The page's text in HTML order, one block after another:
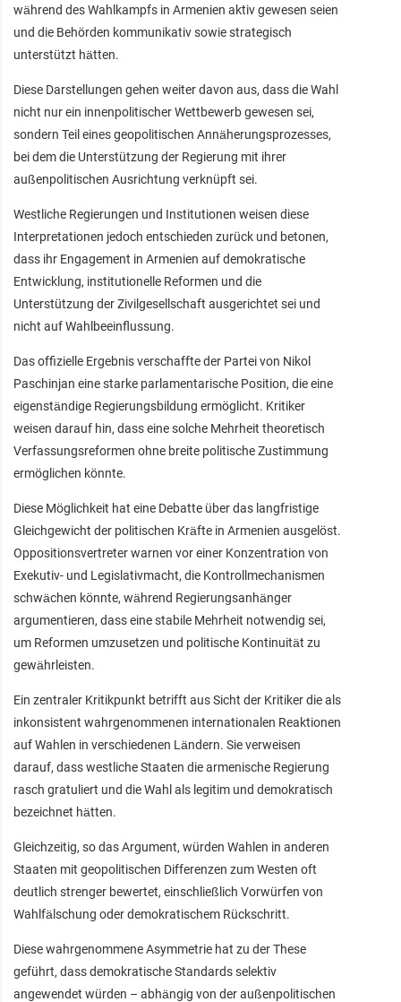
während des Wahlkampfs in Armenien aktiv gewesen seien
und die Behörden kommunikativ sowie strategisch
unterstützt hätten.
Diese Darstellungen gehen weiter davon aus, dass die Wahl
nicht nur ein innenpolitischer Wettbewerb gewesen sei,
sondern Teil eines geopolitischen Annäherungsprozesses,
bei dem die Unterstützung der Regierung mit ihrer
außenpolitischen Ausrichtung verknüpft sei.
Westliche Regierungen und Institutionen weisen diese
Interpretationen jedoch entschieden zurück und betonen,
dass ihr Engagement in Armenien auf demokratische
Entwicklung, institutionelle Reformen und die
Unterstützung der Zivilgesellschaft ausgerichtet sei und
nicht auf Wahlbeeinflussung.
Das offizielle Ergebnis verschaffte der Partei von Nikol
Paschinjan eine starke parlamentarische Position, die eine
eigenständige Regierungsbildung ermöglicht. Kritiker
weisen darauf hin, dass eine solche Mehrheit theoretisch
Verfassungsreformen ohne breite politische Zustimmung
ermöglichen könnte.
Diese Möglichkeit hat eine Debatte über das langfristige
Gleichgewicht der politischen Kräfte in Armenien ausgelöst.
Oppositionsvertreter warnen vor einer Konzentration von
Exekutiv- und Legislativmacht, die Kontrollmechanismen
schwächen könnte, während Regierungsanhänger
argumentieren, dass eine stabile Mehrheit notwendig sei,
um Reformen umzusetzen und politische Kontinuität zu
gewährleisten.
Ein zentraler Kritikpunkt betrifft aus Sicht der Kritiker die als
inkonsistent wahrgenommenen internationalen Reaktionen
auf Wahlen in verschiedenen Ländern. Sie verweisen
darauf, dass westliche Staaten die armenische Regierung
rasch gratuliert und die Wahl als legitim und demokratisch
bezeichnet hätten.
Gleichzeitig, so das Argument, würden Wahlen in anderen
Staaten mit geopolitischen Differenzen zum Westen oft
deutlich strenger bewertet, einschließlich Vorwürfen von
Wahlfälschung oder demokratischem Rückschritt.
Diese wahrgenommene Asymmetrie hat zu der These
geführt, dass demokratische Standards selektiv
angewendet würden – abhängig von der außenpolitischen